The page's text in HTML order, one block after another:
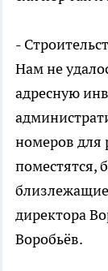
-
Нам не
адресную
номеров для
поместятся,
близлежащие
директора
Воробьёв.